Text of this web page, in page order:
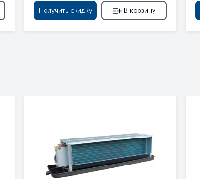
Получить скидку В корзину